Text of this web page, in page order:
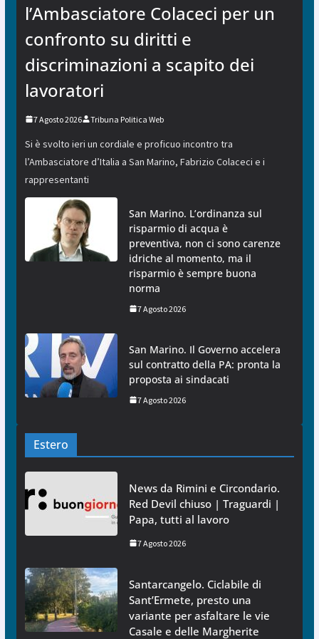
l’Ambasciatore Colaceci per un
confronto su diritti e
discriminazioni a scapito dei
lavoratori
7 Agosto 2026 Tribuna Politica Web
Si è svolto ieri un cordiale e proficuo incontro tra
l’Ambasciatore d’Italia a San Marino, Fabrizio Colaceci e i
rappresentanti
San Marino. L’ordinanza sul
risparmio di acqua è
preventiva, non ci sono carenze
idriche al momento, ma il
risparmio è sempre buona
norma
7 Agosto 2026
San Marino. Il Governo accelera
sul contratto della PA: pronta la
proposta ai sindacati
7 Agosto 2026
Estero
News da Rimini e Circondario.
Red Devil chiuso | Traguardi |
Papa, tutti al lavoro
7 Agosto 2026
Santarcangelo. Ciclabile di
Sant’Ermete, presto una
variante per asfaltare le vie
Casale e delle Margherite